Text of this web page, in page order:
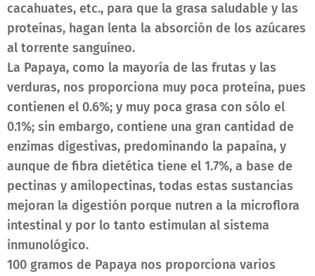
cacahuates, etc., para que la grasa saludable y las
proteínas, hagan lenta la absorción de los azúcares
al torrente sanguíneo.
La Papaya, como la mayoría de las frutas y las
verduras, nos proporciona muy poca proteína, pues
contienen el 0.6%; y muy poca grasa con sólo el
0.1%; sin embargo, contiene una gran cantidad de
enzimas digestivas, predominando la papaína, y
aunque de fibra dietética tiene el 1.7%, a base de
pectinas y amilopectinas, todas estas sustancias
mejoran la digestión porque nutren a la microflora
intestinal y por lo tanto estimulan al sistema
inmunológico.
100 gramos de Papaya nos proporciona varios